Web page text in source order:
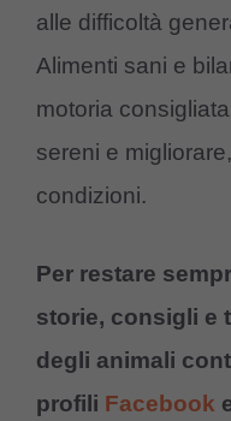
alle difficoltà
Alimenti sani e
motoria
sereni e
condizioni.
Per restare
storie, consigli e
degli animali
profili Facebook